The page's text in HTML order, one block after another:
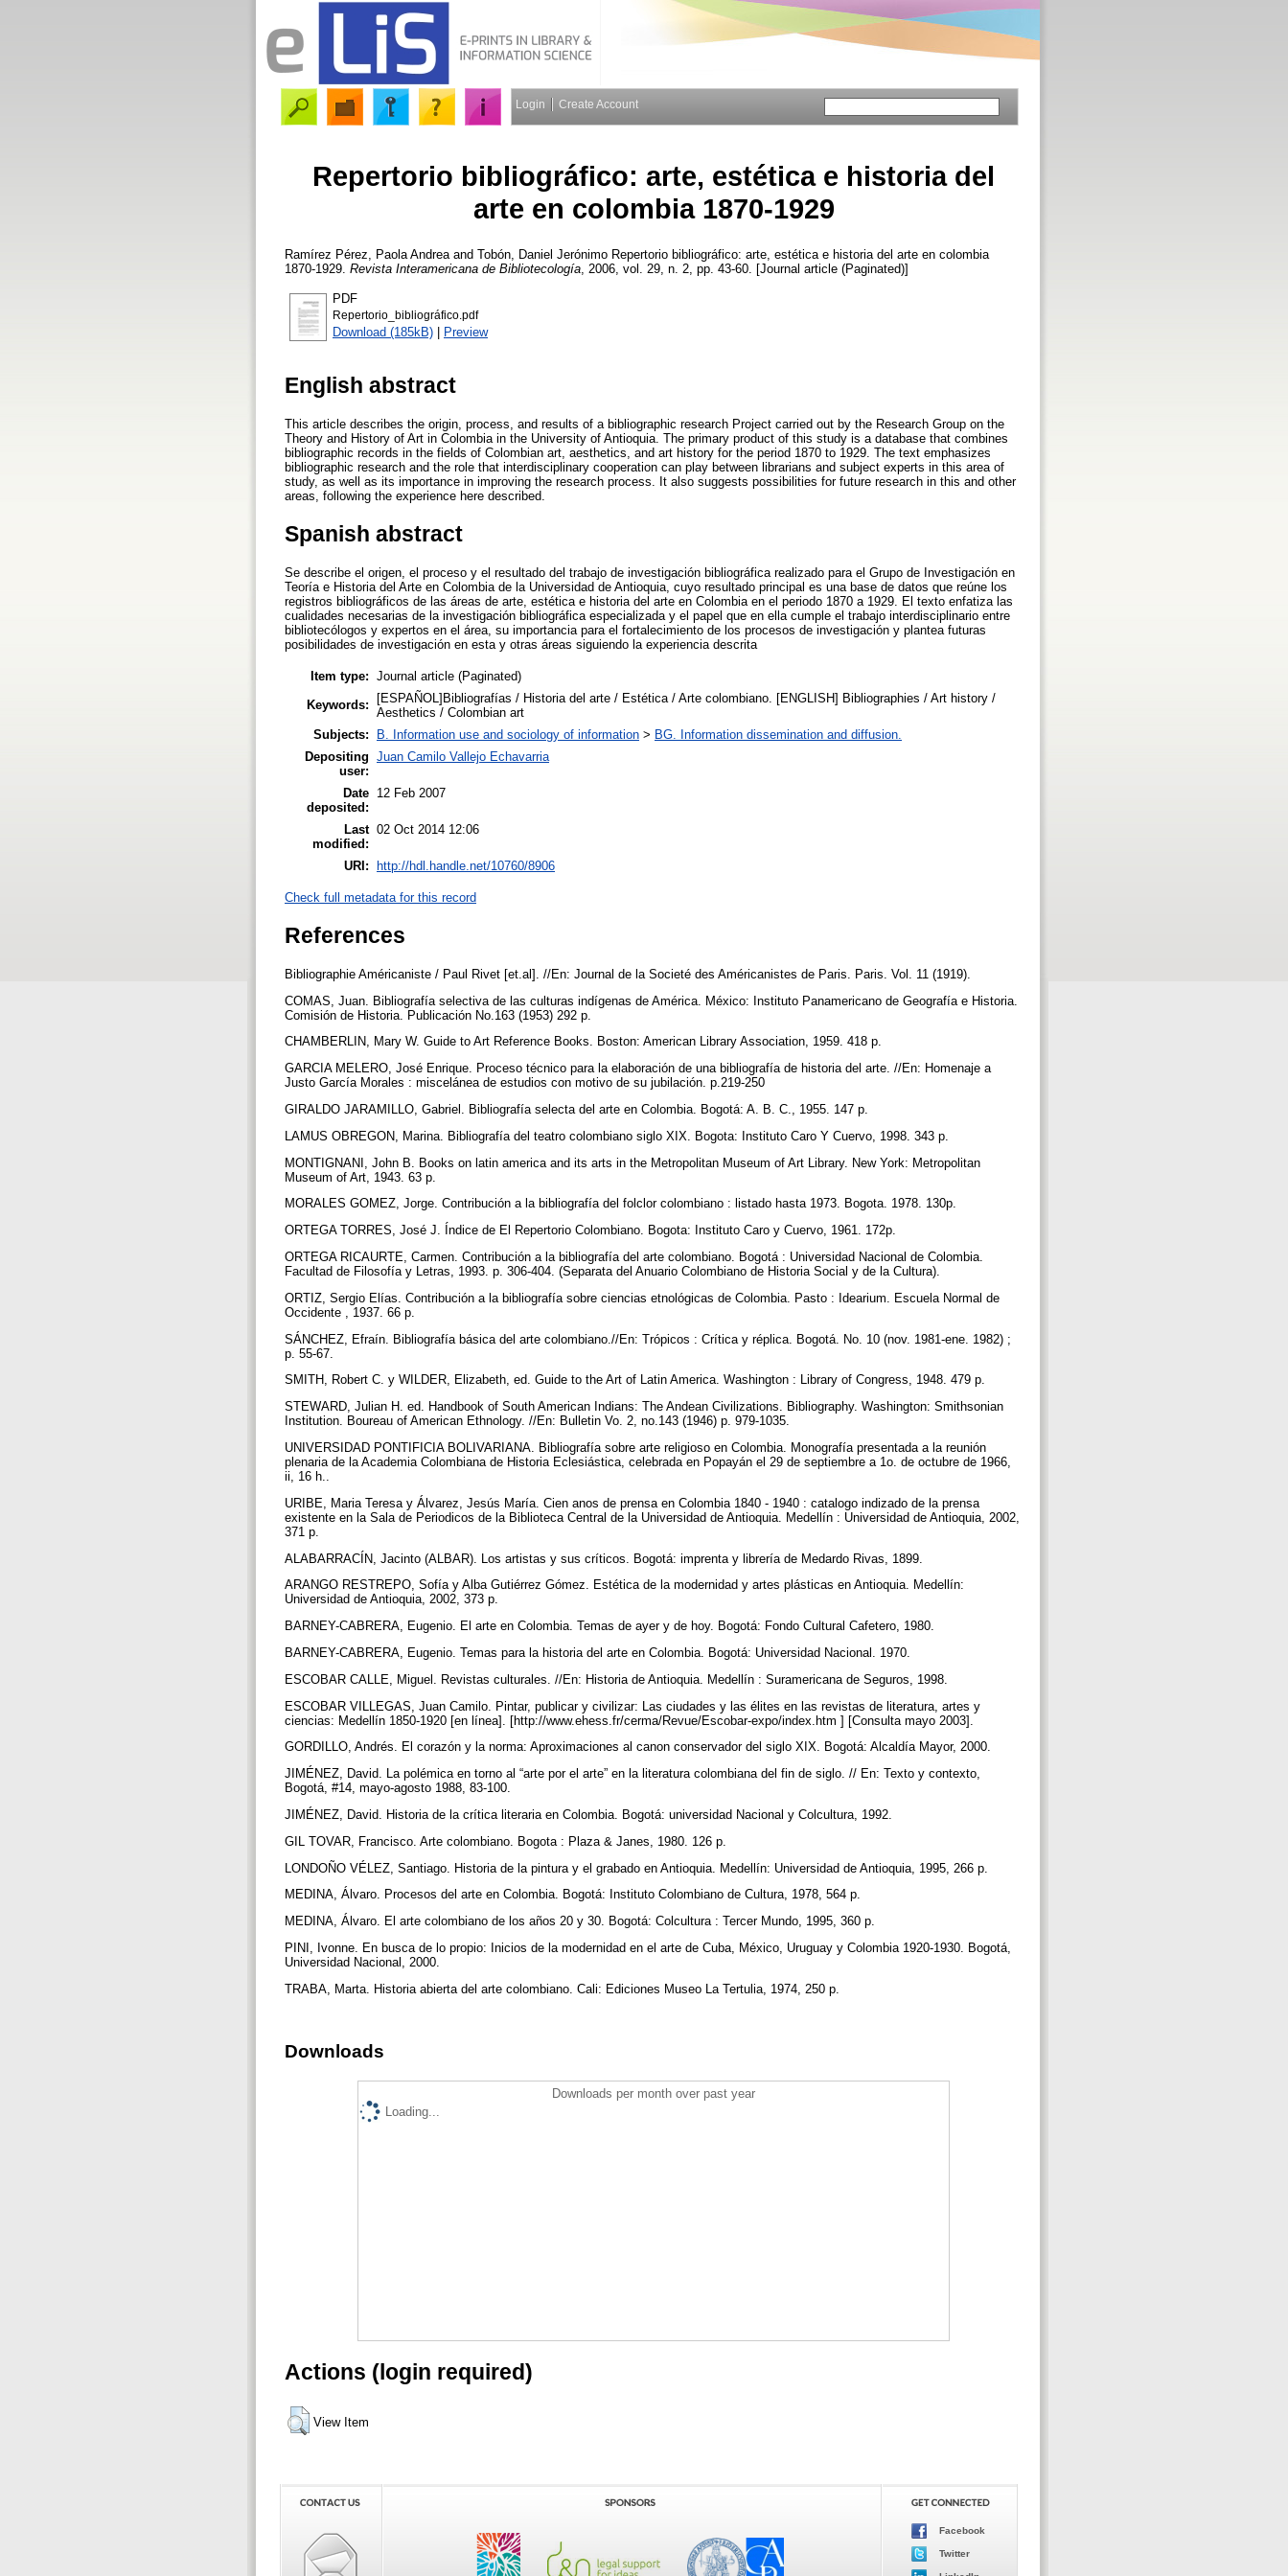
Login Create Account
Repertorio bibliográfico: arte, estética e historia del
arte en colombia 1870-1929
Ramírez Pérez, Paola Andrea and Tobón, Daniel Jerónimo Repertorio bibliográfico: arte, estética e historia del arte en colombia
1870-1929. Revista Interamericana de Bibliotecología , 2006, vol. 29, n. 2, pp. 43-60. [Journal article (Paginated)]
PDF
Repertorio_bibliográfico.pdf
Download (185kB) | Preview
English abstract
This article describes the origin, process, and results of a bibliographic research Project carried out by the Research Group on the
Theory and History of Art in Colombia in the University of Antioquia. The primary product of this study is a database that combines
bibliographic records in the fields of Colombian art, aesthetics, and art history for the period 1870 to 1929. The text emphasizes
bibliographic research and the role that interdisciplinary cooperation can play between librarians and subject experts in this area of
study, as well as its importance in improving the research process. It also suggests possibilities for future research in this and other
areas, following the experience here described.
Spanish abstract
Se describe el origen, el proceso y el resultado del trabajo de investigación bibliográfica realizado para el Grupo de Investigación en
Teoría e Historia del Arte en Colombia de la Universidad de Antioquia, cuyo resultado principal es una base de datos que reúne los
registros bibliográficos de las áreas de arte, estética e historia del arte en Colombia en el periodo 1870 a 1929. El texto enfatiza las
cualidades necesarias de la investigación bibliográfica especializada y el papel que en ella cumple el trabajo interdisciplinario entre
bibliotecólogos y expertos en el área, su importancia para el fortalecimiento de los procesos de investigación y plantea futuras
posibilidades de investigación en esta y otras áreas siguiendo la experiencia descrita
Item type: Journal article (Paginated)
Keywords:
[ESPAÑOL]Bibliografías / Historia del arte / Estética / Arte colombiano. [ENGLISH] Bibliographies / Art history /
Aesthetics / Colombian art
Subjects:
B. Information use and sociology of information > BG. Information dissemination and diffusion.
Depositing
user:
Juan Camilo Vallejo Echavarria
Date
deposited:
12 Feb 2007
Last
modified:
02 Oct 2014 12:06
URI: http://hdl.handle.net/10760/8906
Check full metadata for this record
References
Bibliographie Américaniste / Paul Rivet [et.al]. //En: Journal de la Societé des Américanistes de Paris. Paris. Vol. 11 (1919).
COMAS, Juan. Bibliografía selectiva de las culturas indígenas de América. México: Instituto Panamericano de Geografía e Historia.
Comisión de Historia. Publicación No.163 (1953) 292 p.
CHAMBERLIN, Mary W. Guide to Art Reference Books. Boston: American Library Association, 1959. 418 p.
GARCIA MELERO, José Enrique. Proceso técnico para la elaboración de una bibliografía de historia del arte. //En: Homenaje a
Justo García Morales : miscelánea de estudios con motivo de su jubilación. p.219-250
GIRALDO JARAMILLO, Gabriel. Bibliografía selecta del arte en Colombia. Bogotá: A. B. C., 1955. 147 p.
LAMUS OBREGON, Marina. Bibliografía del teatro colombiano siglo XIX. Bogota: Instituto Caro Y Cuervo, 1998. 343 p.
MONTIGNANI, John B. Books on latin america and its arts in the Metropolitan Museum of Art Library. New York: Metropolitan
Museum of Art, 1943. 63 p.
MORALES GOMEZ, Jorge. Contribución a la bibliografía del folclor colombiano : listado hasta 1973. Bogota. 1978. 130p.
ORTEGA TORRES, José J. Índice de El Repertorio Colombiano. Bogota: Instituto Caro y Cuervo, 1961. 172p.
ORTEGA RICAURTE, Carmen. Contribución a la bibliografía del arte colombiano. Bogotá : Universidad Nacional de Colombia.
Facultad de Filosofía y Letras, 1993. p. 306-404. (Separata del Anuario Colombiano de Historia Social y de la Cultura).
ORTIZ, Sergio Elías. Contribución a la bibliografía sobre ciencias etnológicas de Colombia. Pasto : Idearium. Escuela Normal de
Occidente , 1937. 66 p.
SÁNCHEZ, Efraín. Bibliografía básica del arte colombiano.//En: Trópicos : Crítica y réplica. Bogotá. No. 10 (nov. 1981-ene. 1982) ;
p. 55-67.
SMITH, Robert C. y WILDER, Elizabeth, ed. Guide to the Art of Latin America. Washington : Library of Congress, 1948. 479 p.
STEWARD, Julian H. ed. Handbook of South American Indians: The Andean Civilizations. Bibliography. Washington: Smithsonian
Institution. Boureau of American Ethnology. //En: Bulletin Vo. 2, no.143 (1946) p. 979-1035.
UNIVERSIDAD PONTIFICIA BOLIVARIANA. Bibliografía sobre arte religioso en Colombia. Monografía presentada a la reunión
plenaria de la Academia Colombiana de Historia Eclesiástica, celebrada en Popayán el 29 de septiembre a 1o. de octubre de 1966,
ii, 16 h..
URIBE, Maria Teresa y Álvarez, Jesús María. Cien anos de prensa en Colombia 1840 - 1940 : catalogo indizado de la prensa
existente en la Sala de Periodicos de la Biblioteca Central de la Universidad de Antioquia. Medellín : Universidad de Antioquia, 2002,
371 p.
ALABARRACÍN, Jacinto (ALBAR). Los artistas y sus críticos. Bogotá: imprenta y librería de Medardo Rivas, 1899.
ARANGO RESTREPO, Sofía y Alba Gutiérrez Gómez. Estética de la modernidad y artes plásticas en Antioquia. Medellín:
Universidad de Antioquia, 2002, 373 p.
BARNEY-CABRERA, Eugenio. El arte en Colombia. Temas de ayer y de hoy. Bogotá: Fondo Cultural Cafetero, 1980.
BARNEY-CABRERA, Eugenio. Temas para la historia del arte en Colombia. Bogotá: Universidad Nacional. 1970.
ESCOBAR CALLE, Miguel. Revistas culturales. //En: Historia de Antioquia. Medellín : Suramericana de Seguros, 1998.
ESCOBAR VILLEGAS, Juan Camilo. Pintar, publicar y civilizar: Las ciudades y las élites en las revistas de literatura, artes y
ciencias: Medellín 1850-1920 [en línea]. [http://www.ehess.fr/cerma/Revue/Escobar-expo/index.htm ] [Consulta mayo 2003].
GORDILLO, Andrés. El corazón y la norma: Aproximaciones al canon conservador del siglo XIX. Bogotá: Alcaldía Mayor, 2000.
JIMÉNEZ, David. La polémica en torno al “arte por el arte” en la literatura colombiana del fin de siglo. // En: Texto y contexto,
Bogotá, #14, mayo-agosto 1988, 83-100.
JIMÉNEZ, David. Historia de la crítica literaria en Colombia. Bogotá: universidad Nacional y Colcultura, 1992.
GIL TOVAR, Francisco. Arte colombiano. Bogota : Plaza & Janes, 1980. 126 p.
LONDOÑO VÉLEZ, Santiago. Historia de la pintura y el grabado en Antioquia. Medellín: Universidad de Antioquia, 1995, 266 p.
MEDINA, Álvaro. Procesos del arte en Colombia. Bogotá: Instituto Colombiano de Cultura, 1978, 564 p.
MEDINA, Álvaro. El arte colombiano de los años 20 y 30. Bogotá: Colcultura : Tercer Mundo, 1995, 360 p.
PINI, Ivonne. En busca de lo propio: Inicios de la modernidad en el arte de Cuba, México, Uruguay y Colombia 1920-1930. Bogotá,
Universidad Nacional, 2000.
TRABA, Marta. Historia abierta del arte colombiano. Cali: Ediciones Museo La Tertulia, 1974, 250 p.
Downloads
Downloads per month over past year
Loading...
Actions (login required)
View Item
Facebook
Twitter